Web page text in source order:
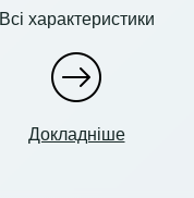
Всі характеристики
Докладніше